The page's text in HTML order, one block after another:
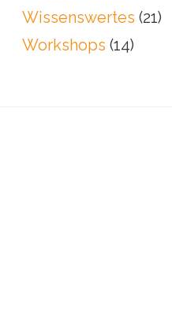
Wissenswertes (21)
Workshops (14)